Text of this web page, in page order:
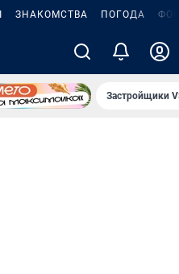
ЗНАКОМСТВА ПОГОДА
Застройщики